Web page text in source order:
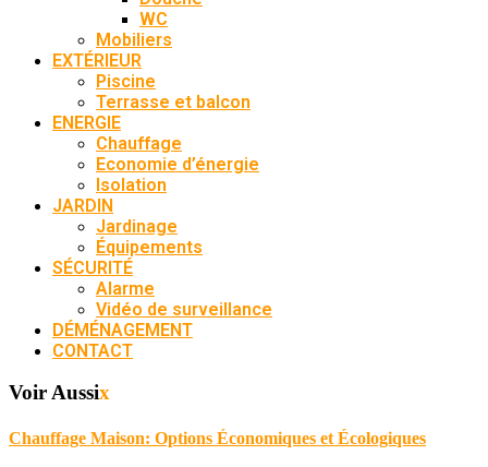
WC
Mobiliers
EXTÉRIEUR
Piscine
Terrasse et balcon
ENERGIE
Chauffage
Economie d’énergie
Isolation
JARDIN
Jardinage
Équipements
SÉCURITÉ
Alarme
Vidéo de surveillance
DÉMÉNAGEMENT
CONTACT
Voir Aussix
Chauffage Maison: Options Économiques et Écologiques